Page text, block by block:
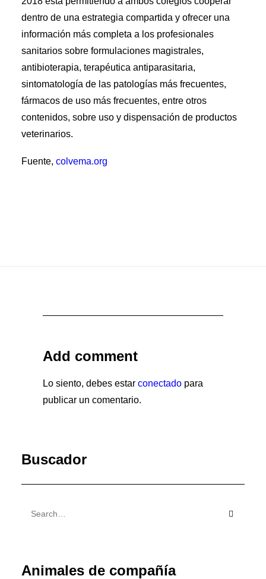
dentro de una estrategia compartida y ofrecer una
información más completa a los profesionales
sanitarios sobre formulaciones magistrales,
antibioterapia, terapéutica antiparasitaria,
sintomatología de las patologías más frecuentes,
fármacos de uso más frecuentes, entre otros
contenidos, sobre uso y dispensación de productos
veterinarios.
Fuente, colvema.org
Add comment
Lo siento, debes estar conectado para
publicar un comentario.
Buscador
Animales de compañía